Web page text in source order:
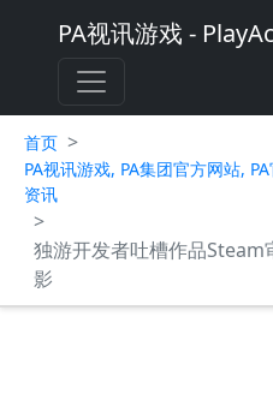
PA视讯游戏 -
首页 >
PA视讯游戏, PA集团官方网站,
资讯
>
独游开发者吐槽作品
影